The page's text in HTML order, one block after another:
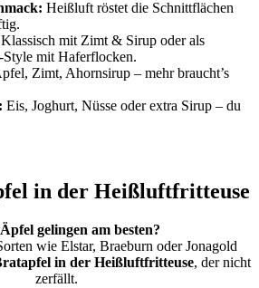
Heißluft röstet die Schnittflächen
Klassisch mit Zimt & Sirup oder als
-Style mit Haferflocken.
Zimt, Ahornsirup – mehr braucht’s
Eis, Joghurt, Nüsse oder extra Sirup – du
in der Heißluftfritteuse
gelingen am besten?
wie Elstar, Braeburn oder Jonagold
in der Heißluftfritteuse, der nicht
zerfällt.